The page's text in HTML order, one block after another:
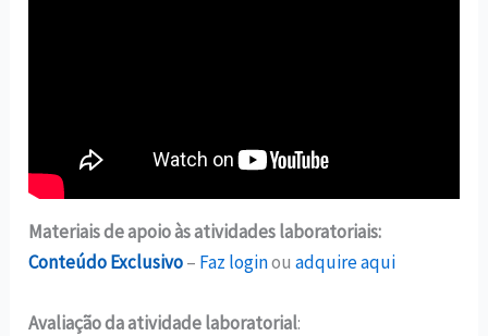
Materiais de apoio às atividades laboratoriais:
Conteúdo Exclusivo– Faz loginouadquire aqui
Avaliação da atividade laboratorial: